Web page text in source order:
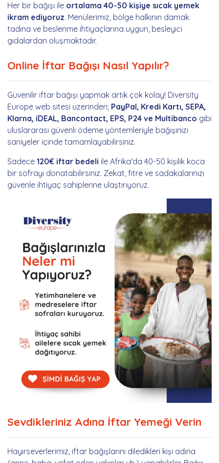
Her bir bağışı ile ortalama 40-50 kişiye sıcak yemek
ikram ediyoruz. Menülerimiz, bölge halkının damak
tadına ve beslenme ihtiyaçlarına uygun, besleyici
gıdalardan oluşmaktadır.
Online İftar Bağışı Nasıl Yapılır?
Güvenilir iftar bağışı yapmak artık çok kolay! Diversity
Europe web sitesi üzerinden; PayPal, Kredi Kartı, SEPA,
Klarna, iDEAL, Bancontact, EPS, P24 ve Multibanco gibi
uluslararası güvenli ödeme yöntemleriyle bağışınızı
saniyeler içinde tamamlayabilirsiniz.
Sadece 120€ iftar bedeli ile Afrika'da 40-50 kişilik koca
bir sofrayı donatabilirsiniz. Zekat, fitre ve sadakalarınızı
güvenle ihtiyaç sahiplerine ulaştırıyoruz.
Sevdikleriniz Adına İftar Yemeği Verin
Hayırseverlerimiz, iftar bağışlarını diledikleri kişi adına